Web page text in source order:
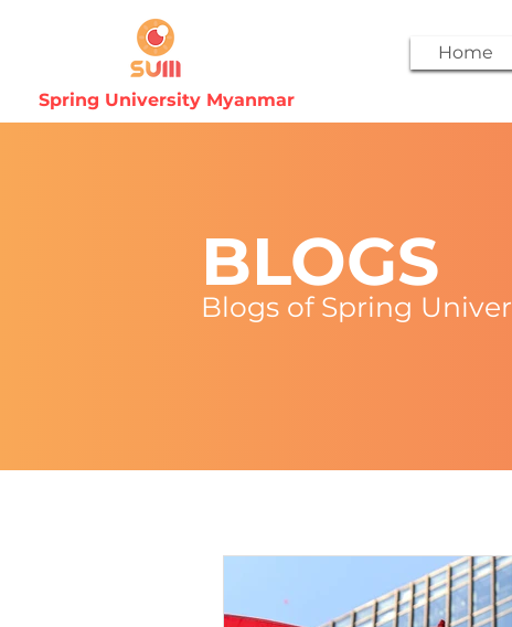
Home
Spring University Myanmar
BLOGS
Blogs of Spring